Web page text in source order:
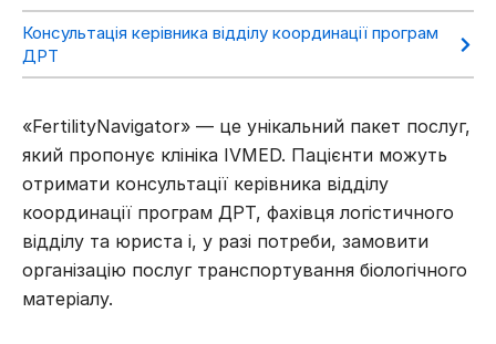
Консультація керівника відділу координації програм
ДРТ
«FertilityNavigator» — це унікальний пакет послуг,
який пропонує клініка IVMED. Пацієнти можуть
отримати консультації керівника відділу
координації програм ДРТ, фахівця логістичного
відділу та юриста і, у разі потреби, замовити
організацію послуг транспортування біологічного
матеріалу.